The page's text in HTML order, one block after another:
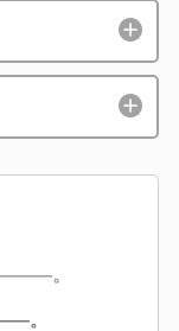
―――。
。